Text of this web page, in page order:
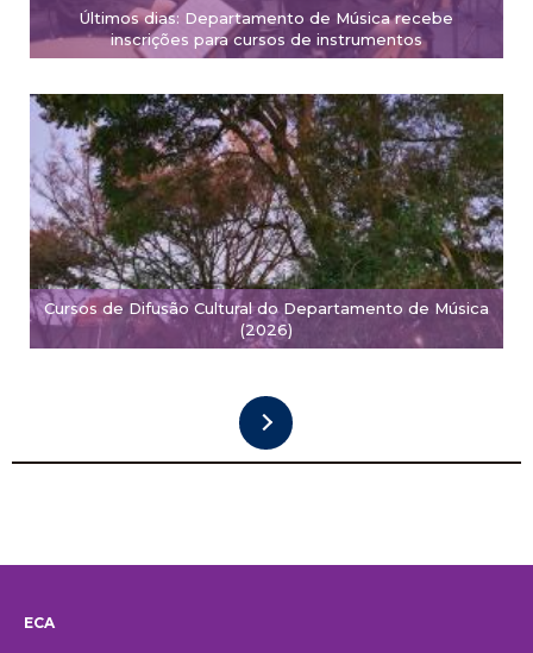
Últimos dias: Departamento de Música recebe
inscrições para cursos de instrumentos
Cursos de Difusão Cultural do Departamento de Música
(2026)
ECA